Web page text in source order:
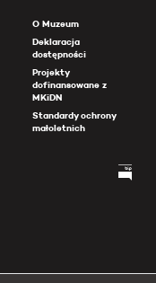
O Muzeum
Deklaracja
dostępności
Projekty
dofinansowane z
MKiDN
Standardy ochrony
małoletnich